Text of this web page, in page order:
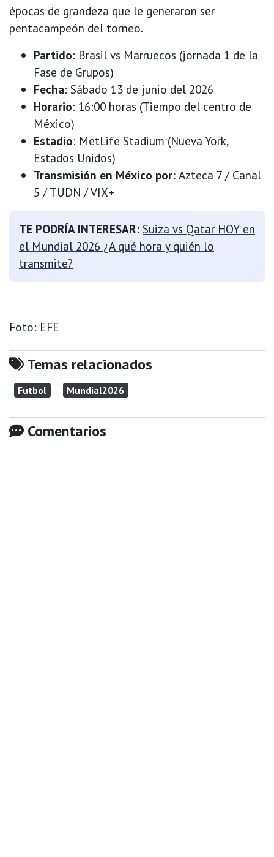
épocas de grandeza que le generaron ser
pentacampeón del torneo.
Partido: Brasil vs Marruecos (jornada 1 de la
Fase de Grupos)
Fecha: Sábado 13 de junio del 2026
Horario: 16:00 horas (Tiempo del centro de
México)
Estadio: MetLife Stadium (Nueva York,
Estados Unidos)
Transmisión en México por: Azteca 7 / Canal
5 / TUDN / VIX+
TE PODRÍA INTERESAR: Suiza vs Qatar HOY en
el Mundial 2026 ¿A qué hora y quién lo
transmite?
Foto: EFE
Temas relacionados
Futbol Mundial2026
Comentarios